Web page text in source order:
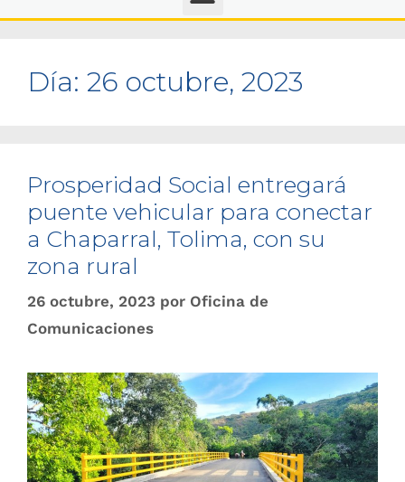
Día: 26 octubre, 2023
Prosperidad Social entregará
puente vehicular para conectar
a Chaparral, Tolima, con su
zona rural
26 octubre, 2023 por Oficina de
Comunicaciones